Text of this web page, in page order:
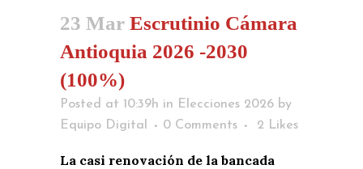
23 Mar Escrutinio Cámara
Antioquia 2026 -2030
(100%)
Posted at 10:39h in Elecciones 2026 by
Equipo Digital
0 Comments 2 Likes
La casi renovación de la bancada